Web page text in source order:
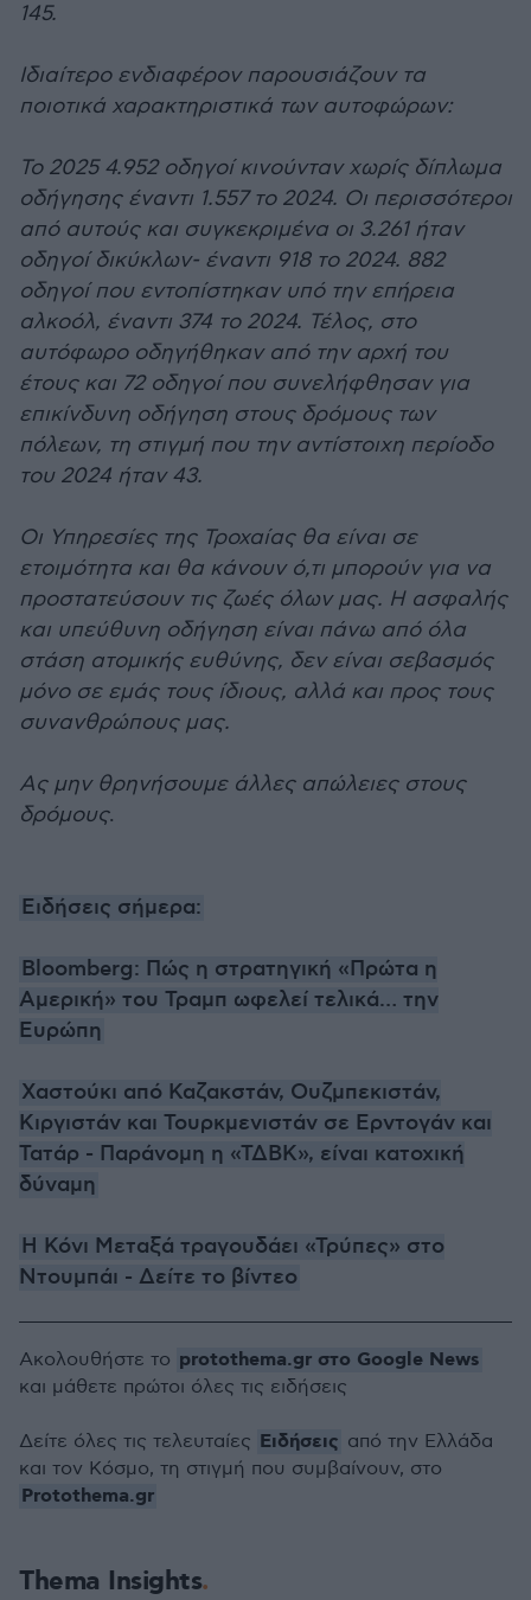
145.
Ιδιαίτερο ενδιαφέρον παρουσιάζουν τα
ποιοτικά χαρακτηριστικά των αυτοφώρων:
Το 2025 4.952 οδηγοί κινούνταν χωρίς δίπλωμα
οδήγησης έναντι 1.557 το 2024. Οι περισσότεροι
από αυτούς και συγκεκριμένα οι 3.261 ήταν
οδηγοί δικύκλων- έναντι 918 το 2024. 882
οδηγοί που εντοπίστηκαν υπό την επήρεια
αλκοόλ, έναντι 374 το 2024. Τέλος, στο
αυτόφωρο οδηγήθηκαν από την αρχή του
έτους και 72 οδηγοί που συνελήφθησαν για
επικίνδυνη οδήγηση στους δρόμους των
πόλεων, τη στιγμή που την αντίστοιχη περίοδο
του 2024 ήταν 43.
Οι Υπηρεσίες της Τροχαίας θα είναι σε
ετοιμότητα και θα κάνουν ό,τι μπορούν για να
προστατεύσουν τις ζωές όλων μας. Η ασφαλής
και υπεύθυνη οδήγηση είναι πάνω από όλα
στάση ατομικής ευθύνης, δεν είναι σεβασμός
μόνο σε εμάς τους ίδιους, αλλά και προς τους
συνανθρώπους μας.
Ας μην θρηνήσουμε άλλες απώλειες στους
δρόμους.
Ειδήσεις σήμερα:
Bloomberg: Πώς η στρατηγική «Πρώτα η
Αμερική» του Τραμπ ωφελεί τελικά… την
Ευρώπη
Χαστούκι από Καζακστάν, Ουζμπεκιστάν,
Κιργιστάν και Τουρκμενιστάν σε Ερντογάν και
Τατάρ - Παράνομη η «ΤΔΒΚ», είναι κατοχική
δύναμη
Η Κόνι Μεταξά τραγουδάει «Τρύπες» στο
Ντουμπάι - Δείτε το βίντεο
Thema Insights
Ακολουθήστε το protothema.gr στο Google News
και μάθετε πρώτοι όλες τις ειδήσεις
Δείτε όλες τις τελευταίες Ειδήσεις από την Ελλάδα
και τον Κόσμο, τη στιγμή που συμβαίνουν, στο
Protothema.gr